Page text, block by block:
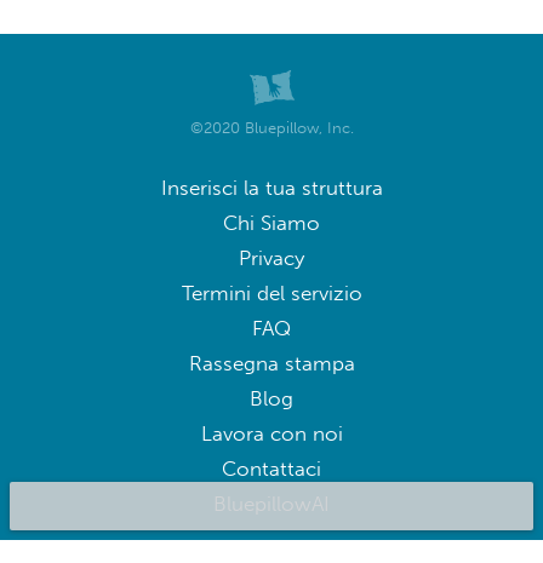
©2020 Bluepillow, Inc.
Inserisci la tua struttura
Chi Siamo
Privacy
Termini del servizio
FAQ
Rassegna stampa
Blog
Lavora con noi
Contattaci
BluepillowAI